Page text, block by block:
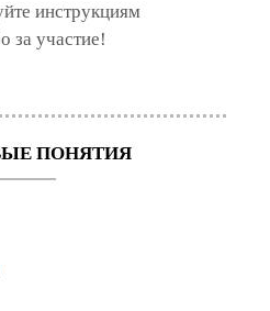
инструкциям
за участие!
ПОНЯТИЯ